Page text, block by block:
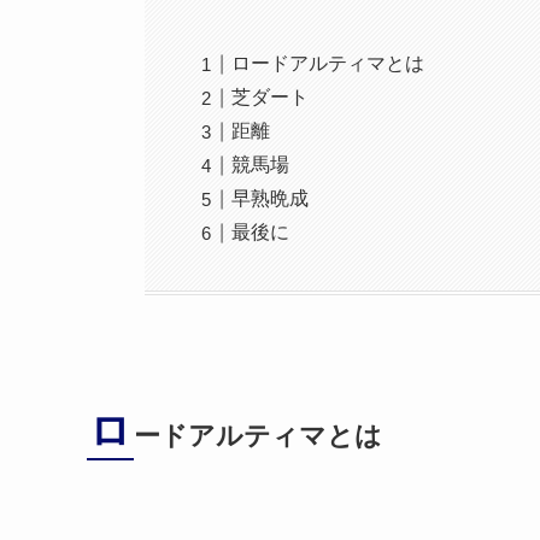
ロードアルティマとは
芝ダート
距離
競馬場
早熟晩成
最後に
ロ ードアルティマとは